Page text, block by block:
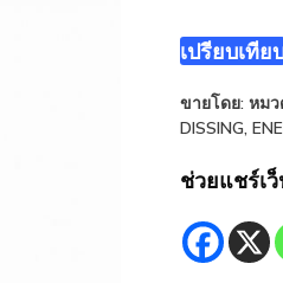
รี่
Mi
8
Lite
ชิ้น
เปรียบเทีย
ขายโดย: หม
DISSING,
ช่วยแชร์เ